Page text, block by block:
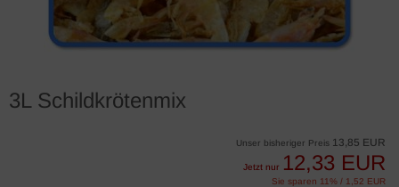
3L Schildkrötenmix
Unser bisheriger Preis 13,85 EUR
Jetzt nur 12,33 EUR
Sie sparen 11% / 1,52 EUR